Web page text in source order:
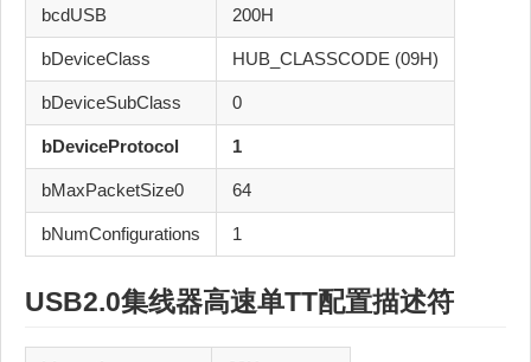
bcdUSB 200H
bDeviceClass HUB_CLASSCODE (09H)
bDeviceSubClass 0
bDeviceProtocol 1
bMaxPacketSize0 64
bNumConfigurations 1
USB2.0集线器高速单TT配置描述符